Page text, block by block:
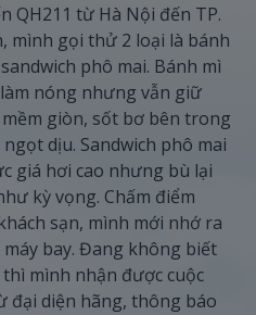
QH211 từ Hà Nội đến TP.
mình gọi thử 2 loại là bánh
phô mai. Bánh mì
nóng nhưng vẫn giữ
giòn, sốt bơ bên trong
dịu. Sandwich phô mai
giá hơi cao nhưng bù lại
kỳ vọng. Chấm điểm
sạn, mình mới nhớ ra
bay. Đang không biết
mình nhận được cuộc
đại diện hãng, thông báo